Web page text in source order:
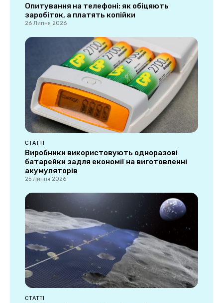
Опитування на телефоні: як обіцяють
заробіток, а платять копійки
26 Липня 2026
СТАТТІ
Виробники використовують одноразові
батарейки задля економії на виготовленні
акумуляторів
25 Липня 2026
СТАТТІ